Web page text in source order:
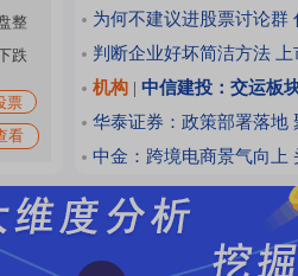
整
跌
看
为何不建议进股票讨论群
判断企业好坏简洁方法
机构 | 中信建投：交运板
华泰证券：政策部署落地
中金：跨境电商景气向上